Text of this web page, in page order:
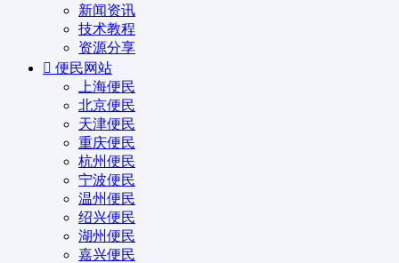
新闻资讯
技术教程
资源分享
便民网站
上海便民
北京便民
天津便民
重庆便民
杭州便民
宁波便民
温州便民
绍兴便民
湖州便民
嘉兴便民